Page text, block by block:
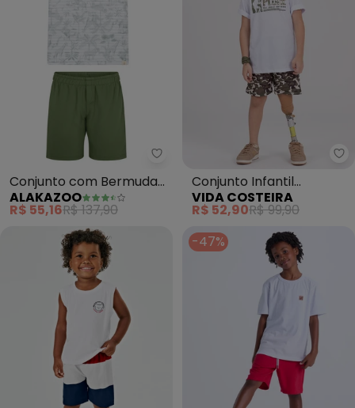
Alakazoo - Conjunto com
Conjunto com Bermuda
de Moletom e Regata
(Branco)
ALAKAZOO
R$ 55,16R$ 137,90
Conjunto Infantil
Sublimado Camuflado
(Branco)
VIDA COSTEIRA
R$ 52,90R$ 99,90
-47%